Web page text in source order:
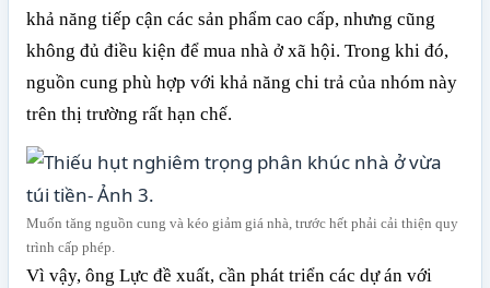
khả năng tiếp cận các sản phẩm cao cấp, nhưng cũng
không đủ điều kiện để mua nhà ở xã hội. Trong khi đó,
nguồn cung phù hợp với khả năng chi trả của nhóm này
trên thị trường rất hạn chế.
Muốn tăng nguồn cung và kéo giảm giá nhà, trước hết phải cải thiện quy
trình cấp phép.
Vì vậy, ông Lực đề xuất, cần phát triển các dự án với